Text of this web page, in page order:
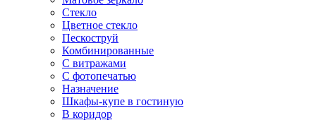
Стекло
Цветное стекло
Пескоструй
Комбинированные
С витражами
С фотопечатью
Назначение
Шкафы-купе в гостиную
В коридор